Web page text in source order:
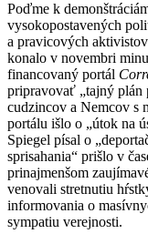
Poďme k
vysokopostavených
a pravicových
konalo v novembri
financovaný portál
pripravovať „tajný plán
cudzincov a Nemcov s
portálu išlo o „útok na
Spiegel písal o
sprisahania“ prišlo v
prinajmenšom
venovali stretnutiu
informovania o
sympatiu verejnosti.